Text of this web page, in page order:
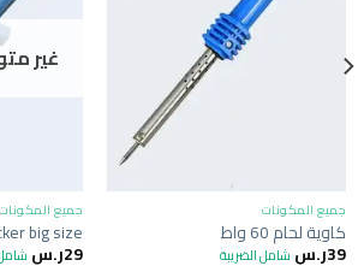
جميع المكونات
كاوية لحام 60 واط
39ر.س شامل الضريبة
غير
جميع المكونات
big size
29ر.س